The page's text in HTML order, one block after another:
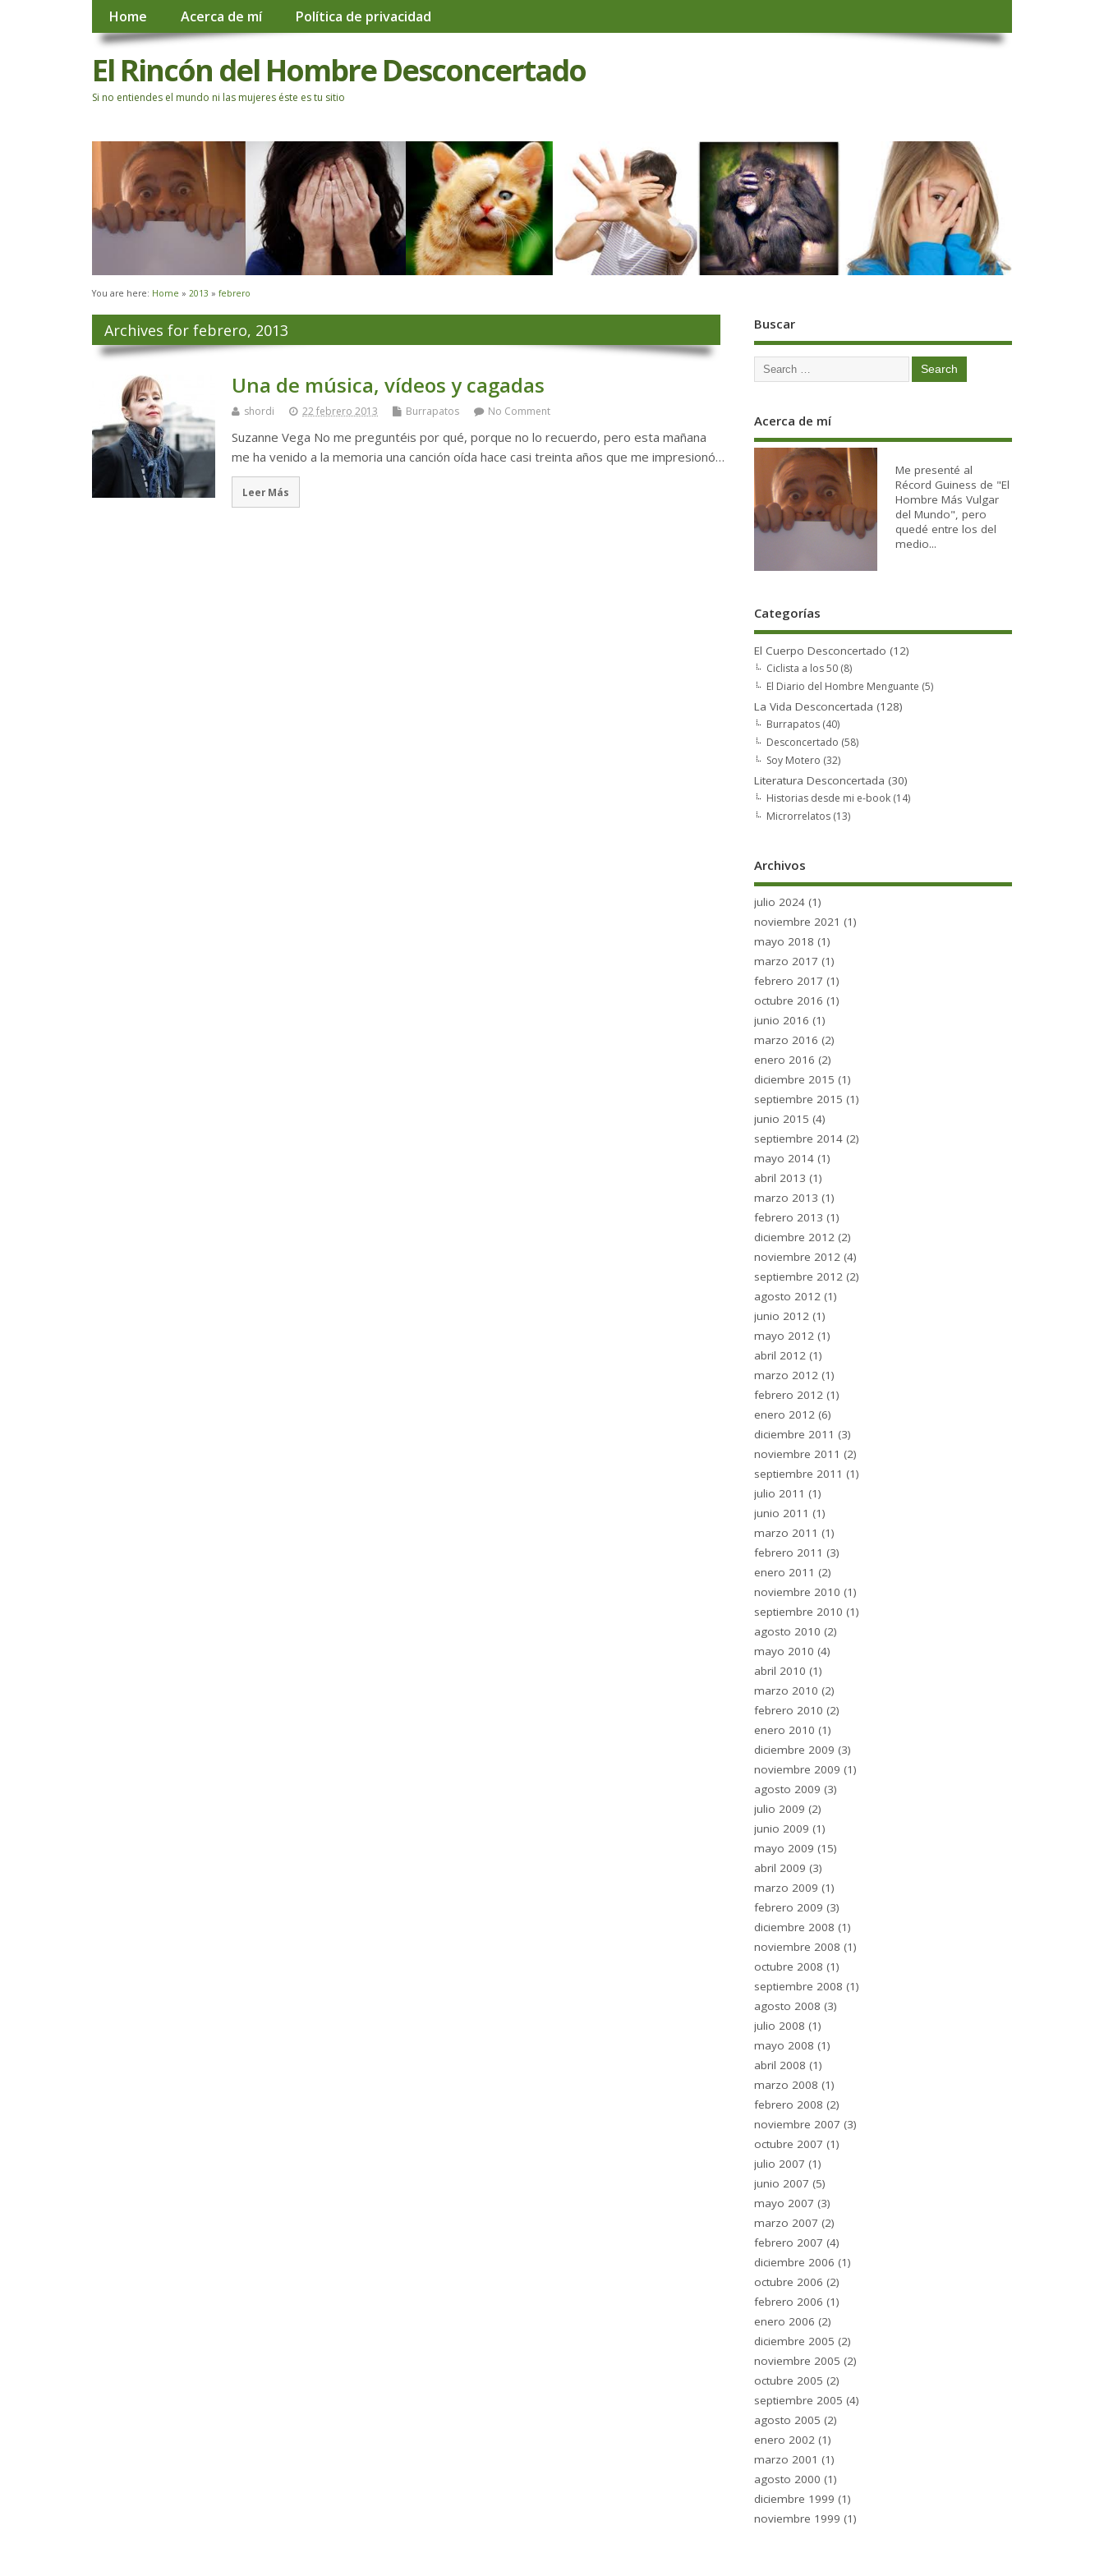
Home Acerca de mí Política de privacidad
El Rincón del Hombre Desconcertado
Si no entiendes el mundo ni las mujeres éste es tu sitio
You are here: Home » 2013 » febrero
Archives for febrero, 2013
Una de música, vídeos y cagadas
shordi 22 febrero 2013 Burrapatos No Comment
Suzanne Vega No me preguntéis por qué, porque no lo recuerdo, pero esta mañana
me ha venido a la memoria una canción oída hace casi treinta años que me impresionó…
Leer Más
Buscar
Acerca de mí
Me presenté al
Récord Guiness de "El
Hombre Más Vulgar
del Mundo", pero
quedé entre los del
medio...
Categorías
El Cuerpo Desconcertado (12)
Ciclista a los 50 (8)
El Diario del Hombre Menguante (5)
La Vida Desconcertada (128)
Burrapatos (40)
Desconcertado (58)
Soy Motero (32)
Literatura Desconcertada (30)
Historias desde mi e-book (14)
Microrrelatos (13)
Archivos
julio 2024 (1)
noviembre 2021 (1)
mayo 2018 (1)
marzo 2017 (1)
febrero 2017 (1)
octubre 2016 (1)
junio 2016 (1)
marzo 2016 (2)
enero 2016 (2)
diciembre 2015 (1)
septiembre 2015 (1)
junio 2015 (4)
septiembre 2014 (2)
mayo 2014 (1)
abril 2013 (1)
marzo 2013 (1)
febrero 2013 (1)
diciembre 2012 (2)
noviembre 2012 (4)
septiembre 2012 (2)
agosto 2012 (1)
junio 2012 (1)
mayo 2012 (1)
abril 2012 (1)
marzo 2012 (1)
febrero 2012 (1)
enero 2012 (6)
diciembre 2011 (3)
noviembre 2011 (2)
septiembre 2011 (1)
julio 2011 (1)
junio 2011 (1)
marzo 2011 (1)
febrero 2011 (3)
enero 2011 (2)
noviembre 2010 (1)
septiembre 2010 (1)
agosto 2010 (2)
mayo 2010 (4)
abril 2010 (1)
marzo 2010 (2)
febrero 2010 (2)
enero 2010 (1)
diciembre 2009 (3)
noviembre 2009 (1)
agosto 2009 (3)
julio 2009 (2)
junio 2009 (1)
mayo 2009 (15)
abril 2009 (3)
marzo 2009 (1)
febrero 2009 (3)
diciembre 2008 (1)
noviembre 2008 (1)
octubre 2008 (1)
septiembre 2008 (1)
agosto 2008 (3)
julio 2008 (1)
mayo 2008 (1)
abril 2008 (1)
marzo 2008 (1)
febrero 2008 (2)
noviembre 2007 (3)
octubre 2007 (1)
julio 2007 (1)
junio 2007 (5)
mayo 2007 (3)
marzo 2007 (2)
febrero 2007 (4)
diciembre 2006 (1)
octubre 2006 (2)
febrero 2006 (1)
enero 2006 (2)
diciembre 2005 (2)
noviembre 2005 (2)
octubre 2005 (2)
septiembre 2005 (4)
agosto 2005 (2)
enero 2002 (1)
marzo 2001 (1)
agosto 2000 (1)
diciembre 1999 (1)
noviembre 1999 (1)